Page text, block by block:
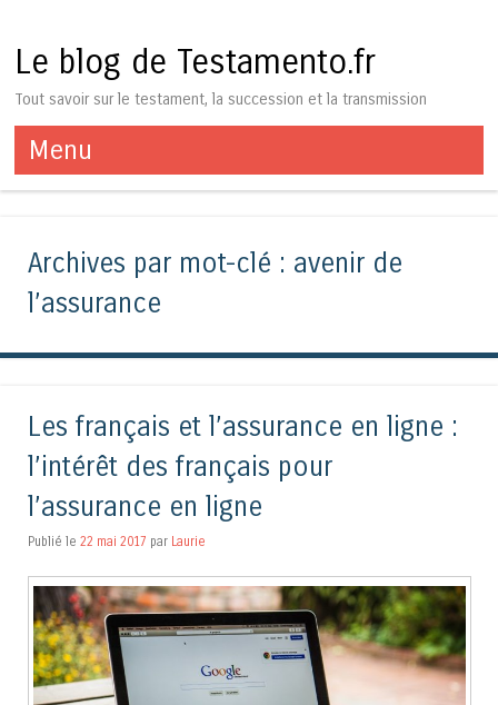
Le blog de Testamento.fr
Tout savoir sur le testament, la succession et la transmission
Menu
Aller au contenu
Archives par mot-clé : avenir de
l’assurance
Les français et l’assurance en ligne :
l’intérêt des français pour
l’assurance en ligne
Publié le 22 mai 2017 par Laurie